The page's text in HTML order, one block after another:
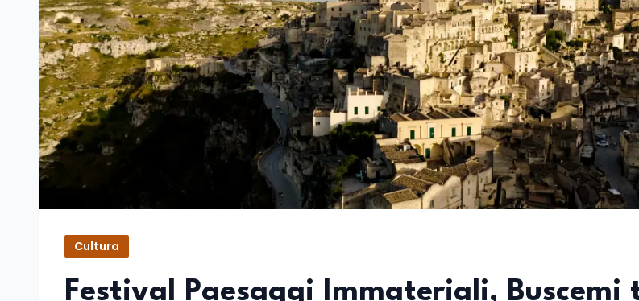
Cultura
Festival Paesaggi Immateriali, Buscemi